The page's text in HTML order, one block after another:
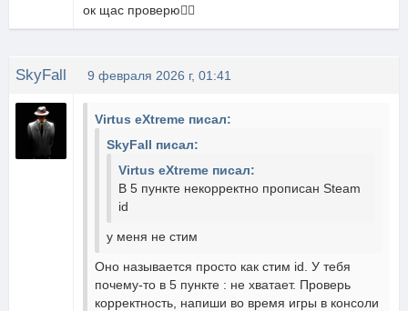
ок щас проверю✊🏼
SkyFall 9 февраля 2026 г, 01:41
Virtus eXtreme писал:
SkyFall писал:
Virtus eXtreme писал:
В 5 пункте некорректно прописан Steam
id
у меня не стим
Оно называется просто как стим id. У тебя
почему-то в 5 пункте : не хватает. Проверь
корректность, напиши во время игры в консоли